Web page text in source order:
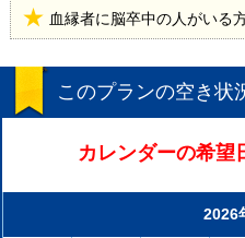
血縁者に脳卒中の人がいる
このプランの空き状
カレンダーの希望
2026